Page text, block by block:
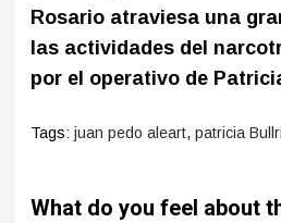
Rosario atraviesa una
las actividades del
por el operativo de
Tags: juan pedo aleart, patricia
What do you feel about